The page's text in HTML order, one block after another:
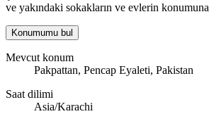
ve yakındaki sokakların ve evlerin
Konumumu bul
Mevcut konum
Pakpattan, Pencap Eyaleti, Pakistan
Saat dilimi
Asia/Karachi